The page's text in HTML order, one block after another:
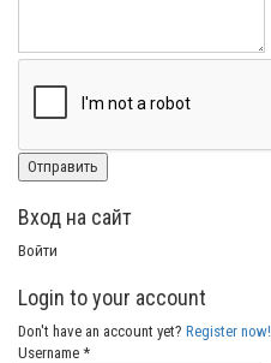
Вход на сайт
Войти
Login to your account
Don't have an account yet? Register now!
Username *